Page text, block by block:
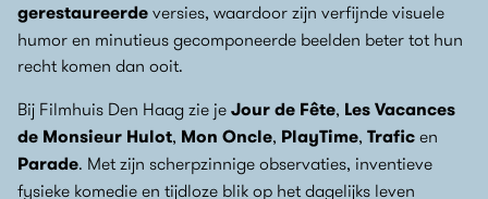
gerestaureerde versies, waardoor zijn verfijnde visuele
humor en minutieus gecomponeerde beelden beter tot hun
recht komen dan ooit.
Bij Filmhuis Den Haag zie je Jour de Fête, Les Vacances
de Monsieur Hulot, Mon Oncle, PlayTime, Trafic en
Parade. Met zijn scherpzinnige observaties, inventieve
fysieke komedie en tijdloze blik op het dagelijks leven